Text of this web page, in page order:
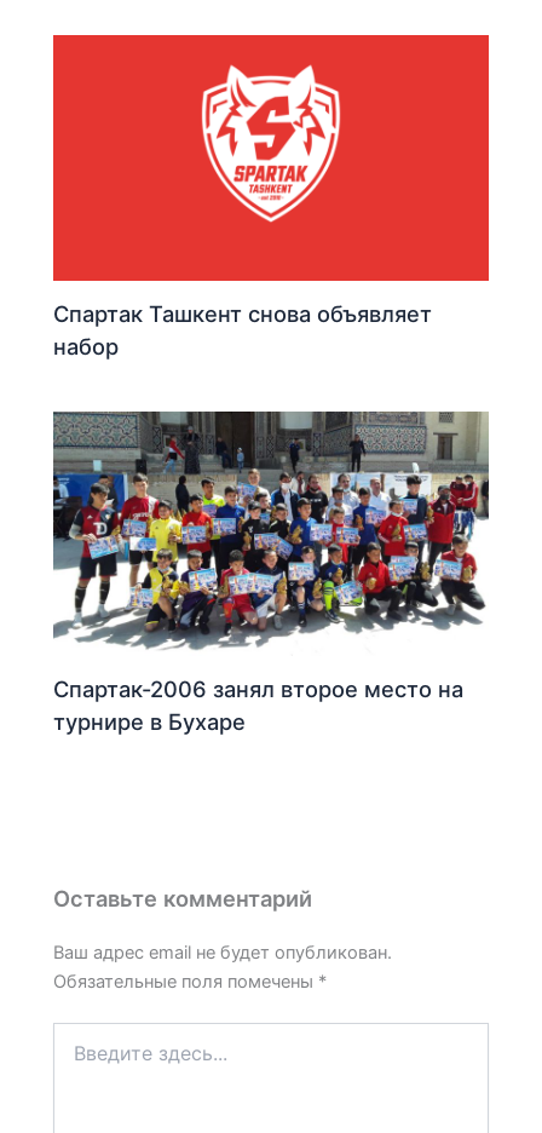
Спартак Ташкент снова объявляет
набор
Спартак-2006 занял второе место на
турнире в Бухаре
Оставьте комментарий
Ваш адрес email не будет опубликован.
Обязательные поля помечены *
здесь...